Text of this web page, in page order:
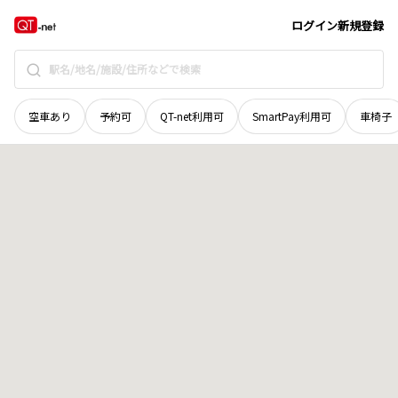
ログイン新規登録
空車あり 予約可 QT-net利用可 SmartPay利用可 車椅子
鳥取県